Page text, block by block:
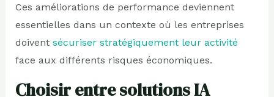
Ces améliorations de performance deviennent
essentielles dans un contexte où les entreprises
doivent sécuriser stratégiquement leur activité
face aux différents risques économiques.
Choisir entre solutions IA